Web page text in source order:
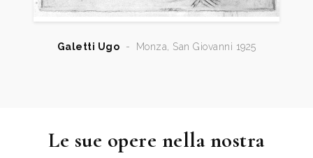
Galetti Ugo - Monza, San Giovanni 1925
Le sue opere nella nostra